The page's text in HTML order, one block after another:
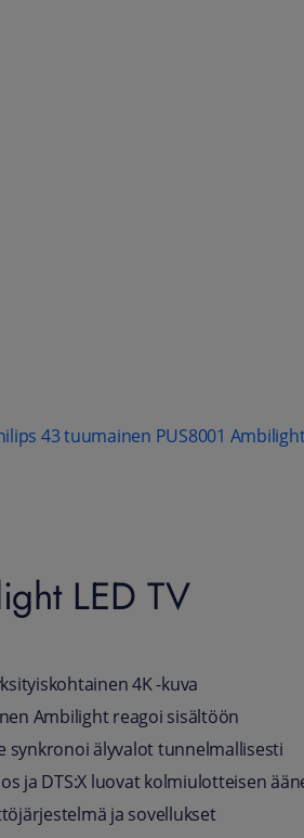
43 tuumainen PUS8001 Ambilight
LED TV
4K -kuva
Ambilight reagoi sisältöön
synkronoi älyvalot tunnelmallisesti
ja DTS:X luovat kolmiulotteisen
ja sovellukset